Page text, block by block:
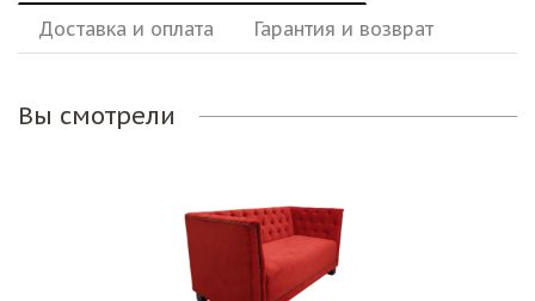
Доставка и оплата Гарантия и возврат
Вы смотрели